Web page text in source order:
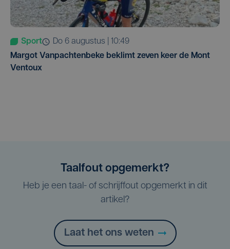
Sport
do 6 augustus | 10:49
Margot Vanpachtenbeke beklimt zeven keer de Mont
Ventoux
Taalfout opgemerkt?
Heb je een taal- of schrijffout opgemerkt in dit
artikel?
Laat het ons weten